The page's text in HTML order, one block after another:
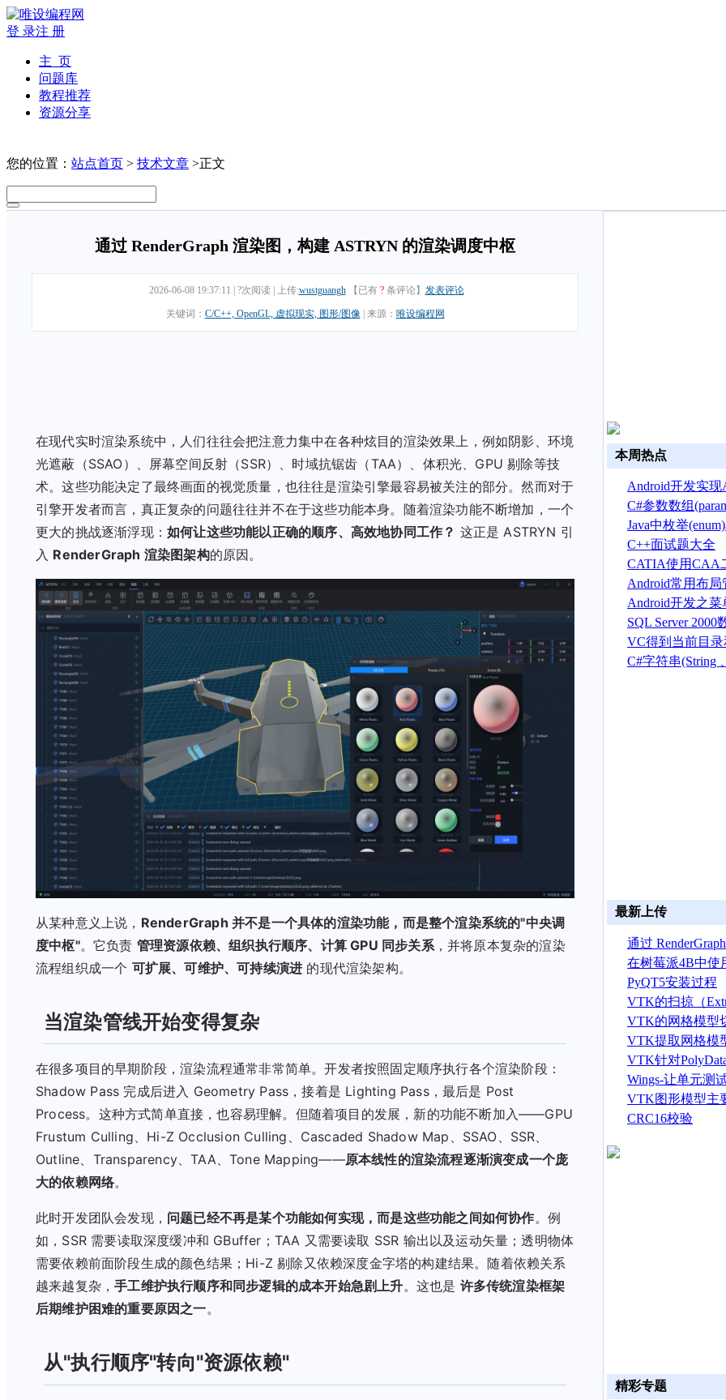
登 录注 册
主 页
问题库
教程推荐
资源分享
您的位置： 站点首页 > 技术文章 >正文
通过 RenderGraph 渲染图，构建 ASTRYN 的渲染调度中枢
2026-06-08 19:37:11 ?次阅读 上传:wustguangh 【已有 ? 条评论】 发表评论
关键词： C/C++, OpenGL, 虚拟现实, 图形/图像 来源： 唯设编程网
在现代实时渲染系统中，人们往往会把注意力集中在各种炫目的渲染效果上，例如阴影、环境
光遮蔽（SSAO）、屏幕空间反射（SSR）、时域抗锯齿（TAA）、体积光、GPU 剔除等技
术。这些功能决定了最终画面的视觉质量，也往往是渲染引擎最容易被关注的部分。然而对于
引擎开发者而言，真正复杂的问题往往并不在于这些功能本身。随着渲染功能不断增加，一个
更大的挑战逐渐浮现： 如何让这些功能以正确的顺序、高效地协同工作？ 这正是 ASTRYN 引
入 RenderGraph 渲染图架构的原因。
从某种意义上说， RenderGraph 并不是一个具体的渲染功能，而是整个渲染系统的"中央调
度中枢"。它负责 管理资源依赖、组织执行顺序、计算 GPU 同步关系，并将原本复杂的渲染
流程组织成一个 可扩展、可维护、可持续演进 的现代渲染架构。
当渲染管线开始变得复杂
在很多项目的早期阶段，渲染流程通常非常简单。开发者按照固定顺序执行各个渲染阶段：
Shadow Pass 完成后进入 Geometry Pass，接着是 Lighting Pass，最后是 Post
Process。这种方式简单直接，也容易理解。但随着项目的发展，新的功能不断加入——GPU
Frustum Culling、Hi-Z Occlusion Culling、Cascaded Shadow Map、SSAO、SSR、
Outline、Transparency、TAA、Tone Mapping——原本线性的渲染流程逐渐演变成一个庞
大的依赖网络。
此时开发团队会发现， 问题已经不再是某个功能如何实现，而是这些功能之间如何协作。例
如，SSR 需要读取深度缓冲和 GBuffer；TAA 又需要读取 SSR 输出以及运动矢量；透明物体
需要依赖前面阶段生成的颜色结果；Hi-Z 剔除又依赖深度金字塔的构建结果。随着依赖关系
越来越复杂，手工维护执行顺序和同步逻辑的成本开始急剧上升。这也是 许多传统渲染框架
后期维护困难的重要原因之一。
从"执行顺序"转向"资源依赖"
本周热点
Android开发实
换
C#参数数组
Java中枚举
C++面试题大全
CATIA使用CAA
建草图
Android常用布
Android开发之菜
菜单(Option
SQL Server 2000
建、删除、备份
VC得到当前目
序目录的方法
C#字符串(String
最新上传
通过
建 ASTRYN 的
在树莓派4B中使
OpenGL ES程序
PyQT5安装过程
VTK的扫掠（
算法
VTK的网格模型
VTK提取网格模
据算法
VTK针对
线运算
Wings-让单元测
生成
VTK图形模型主
CRC16校验
精彩专题